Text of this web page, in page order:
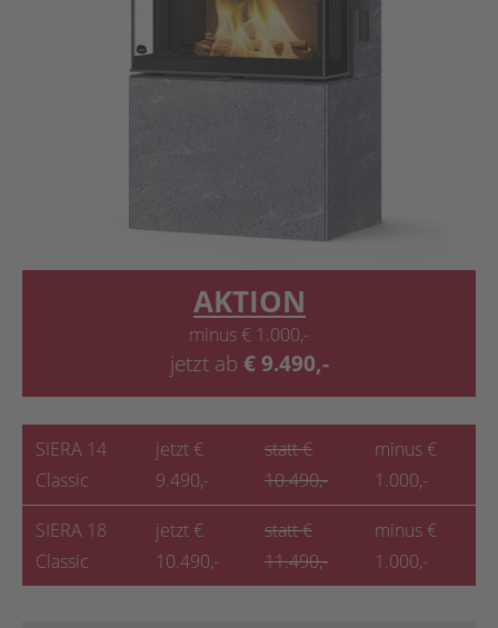
AKTION
minus € 1.000,-
jetzt ab € 9.490,-
SIERA 14
Classic
jetzt €
9.490,-
statt €
10.490,-
minus €
1.000,-
SIERA 18
Classic
jetzt €
10.490,-
statt €
11.490,-
minus €
1.000,-